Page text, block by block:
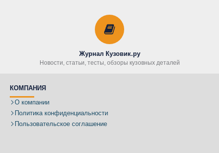
Журнал Кузовик.ру
Новости, статьи, тесты, обзоры кузовных деталей
КОМПАНИЯ
О компании
Политика конфиденциальности
Пользовательское соглашение